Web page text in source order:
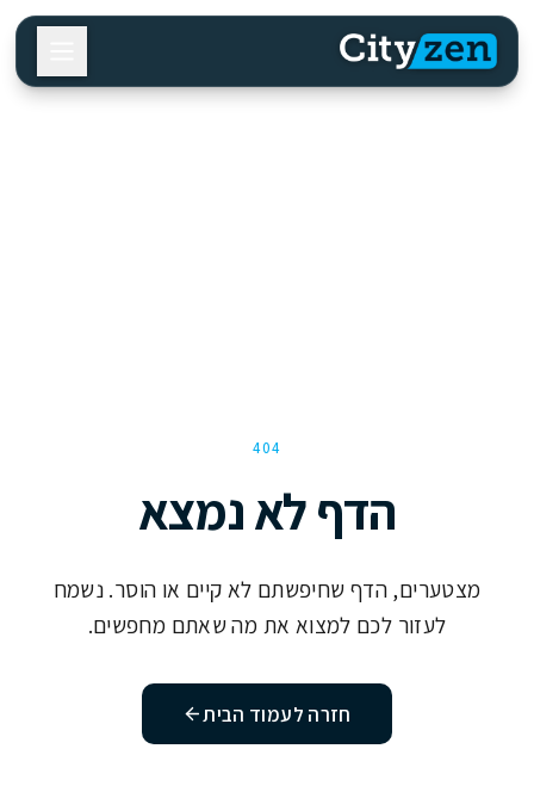
404
הדף לא נמצא
מצטערים, הדף שחיפשתם לא קיים או הוסר. נשמח
לעזור לכם למצוא את מה שאתם מחפשים.
חזרה לעמוד הבית